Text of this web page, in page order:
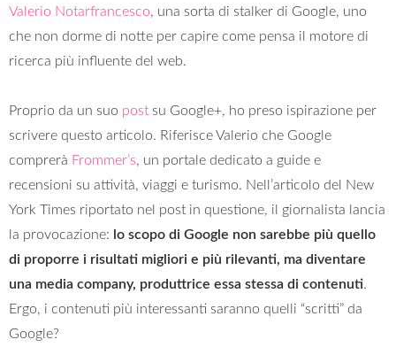
Valerio Notarfrancesco, una sorta di stalker di Google, uno
che non dorme di notte per capire come pensa il motore di
ricerca più influente del web.
Proprio da un suo post su Google+, ho preso ispirazione per
scrivere questo articolo. Riferisce Valerio che Google
comprerà Frommer’s, un portale dedicato a guide e
recensioni su attività, viaggi e turismo. Nell’articolo del New
York Times riportato nel post in questione, il giornalista lancia
la provocazione: lo scopo di Google non sarebbe più quello
di proporre i risultati migliori e più rilevanti, ma diventare
una media company, produttrice essa stessa di contenuti.
Ergo, i contenuti più interessanti saranno quelli “scritti” da
Google?